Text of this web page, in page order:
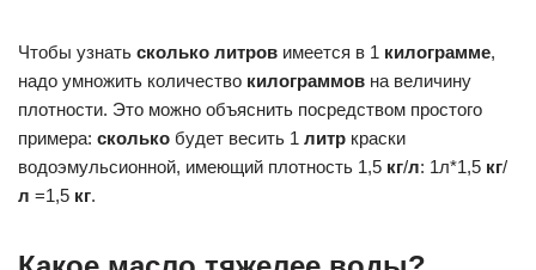
Чтобы узнать сколько литров имеется в 1 килограмме,
надо умножить количество килограммов на величину
плотности. Это можно объяснить посредством простого
примера: сколько будет весить 1 литр краски
водоэмульсионной, имеющий плотность 1,5 кг/л: 1л*1,5 кг/
л =1,5 кг.